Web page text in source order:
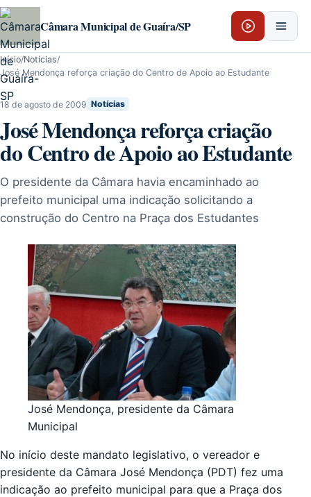
Pular para o conteúdo
Câmara Municipal de Guaíra/SP
Início/Notícias/
José Mendonça reforça criação do Centro de Apoio ao Estudante
18 de agosto de 2009 Notícias
José Mendonça reforça criação
do Centro de Apoio ao Estudante
O presidente da Câmara havia encaminhado ao
prefeito municipal uma indicação solicitando a
construção do Centro na Praça dos Estudantes
José Mendonça, presidente da Câmara
Municipal
No início deste mandato legislativo, o vereador e
presidente da Câmara José Mendonça (PDT) fez uma
indicação ao prefeito municipal para que a Praça dos